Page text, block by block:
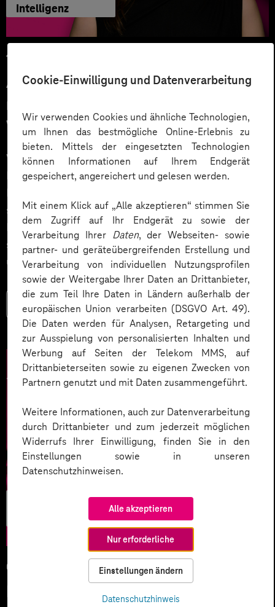
Cookie-Einwilligung und Datenverarbeitung
Wir verwenden Cookies und ähnliche Technologien,
um Ihnen das bestmögliche Online-Erlebnis zu
bieten. Mittels der eingesetzten Technologien
können Informationen auf Ihrem Endgerät
gespeichert, angereichert und gelesen werden.
Mit einem Klick auf „Alle akzeptieren“ stimmen Sie
dem Zugriff auf Ihr Endgerät zu sowie der
Verarbeitung Ihrer Daten, der Webseiten- sowie
partner- und geräteübergreifenden Erstellung und
Verarbeitung von individuellen Nutzungsprofilen
sowie der Weitergabe Ihrer Daten an Drittanbieter,
die zum Teil Ihre Daten in Ländern außerhalb der
europäischen Union verarbeiten (DSGVO Art. 49).
Die Daten werden für Analysen, Retargeting und
zur Ausspielung von personalisierten Inhalten und
Werbung auf Seiten der Telekom MMS, auf
Drittanbieterseiten sowie zu eigenen Zwecken von
Partnern genutzt und mit Daten zusammengeführt.
Weitere Informationen, auch zur Datenverarbeitung
durch Drittanbieter und zum jederzeit möglichen
Widerrufs Ihrer Einwilligung, finden Sie in den
Einstellungen sowie in unseren
Datenschutzhinweisen.
Alle akzeptieren
Nur erforderliche
Einstellungen ändern
Datenschutzhinweis
Intelligenz
12.03.2026
Automatisiert gedacht,
menschlich gewünscht: Die
Wahrheit über KI im Kundendialog
Wie gelingt Conversational AI wirklich – jenseits von
Hype und „Magic Button“? Im Podcast erklärt Dr.
Laura Dreessen, warum erfolgreiche KI‑Dialogsysteme
strategische Beratung, gutes UX‑Design, klare
Prozesse und realistische Erwartungen brauchen. Ein
spannender Blick auf das Zusammenspiel von Mensch
und KI.
Mehr lesen
05.02.2026
KI-Wettlauf 2026: Innovationen,